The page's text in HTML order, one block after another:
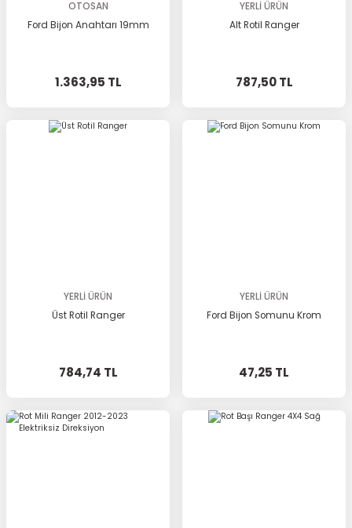
OTOSAN
Ford Bijon Anahtarı 19mm
1.363,95 TL
YERLİ ÜRÜN
Alt Rotil Ranger
787,50 TL
YERLİ ÜRÜN
Üst Rotil Ranger
784,74 TL
YERLİ ÜRÜN
Ford Bijon Somunu Krom
47,25 TL